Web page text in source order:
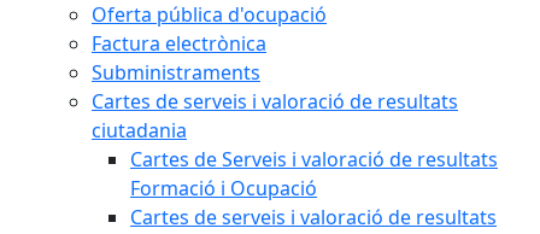
Oferta pública d'ocupació
Factura electrònica
Subministraments
Cartes de serveis i valoració de resultats
ciutadania
Cartes de Serveis i valoració de resultats
Formació i Ocupació
Cartes de serveis i valoració de resultats